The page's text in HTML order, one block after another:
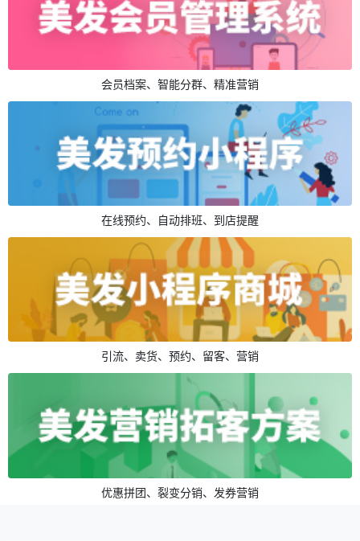
会员档案、智能分群、精准营销
在线预约、自动排班、到店提醒
引流、卖货、预约、留客、营销
优惠拼团、裂变分销、发券营销